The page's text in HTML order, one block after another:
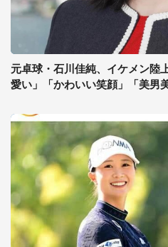
元卓球・石川佳純、イケメン陸
愛い」「かわいい笑顔」「美男